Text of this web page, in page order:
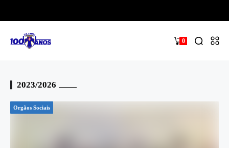
0
2023/2026
Orgãos Sociais